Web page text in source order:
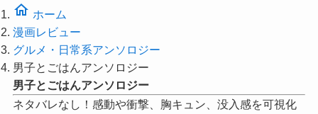
home ホーム
漫画レビュー
グルメ・日常系アンソロジー
男子とごはんアンソロジー
男子とごはんアンソロジー
ネタバレなし！感動や衝撃、胸キュン、没入感を可視化